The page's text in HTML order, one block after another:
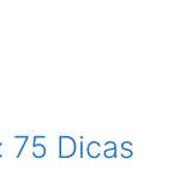
75 Dicas